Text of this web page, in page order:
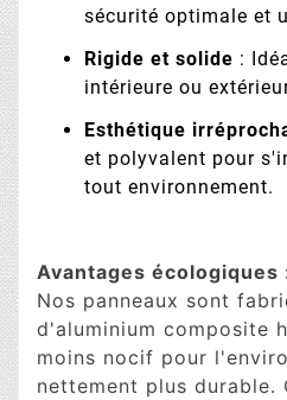
sécurité optimale et
Rigide et solide :
intérieure ou
Esthétique
et polyvalent pour
tout environnement.
Avantages écologiques
Nos panneaux sont
d'aluminium composite
moins nocif pour
nettement plus durable.